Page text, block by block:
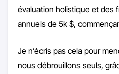
évaluation holistique et des
annuels de 5k $,
Je n’écris pas cela pour
nous débrouillons seuls,